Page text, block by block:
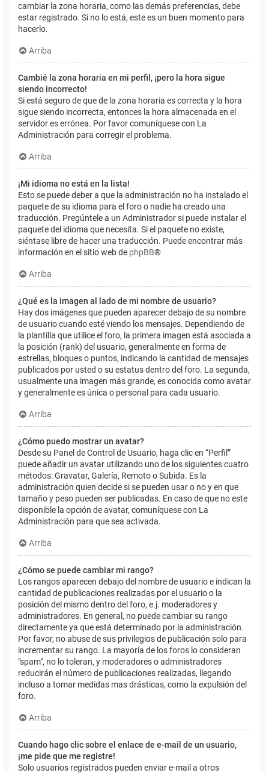
cambiar la zona horaria, como las demás preferencias, debe
estar registrado. Si no lo está, este es un buen momento para
hacerlo.
Arriba
Cambié la zona horaria en mi perfil, ¡pero la hora sigue
siendo incorrecto!
Si está seguro de que de la zona horaria es correcta y la hora
sigue siendo incorrecta, entonces la hora almacenada en el
servidor es errónea. Por favor comuníquese con La
Administración para corregir el problema.
Arriba
¡Mi idioma no está en la lista!
Esto se puede deber a que la administración no ha instalado el
paquete de su idioma para el foro o nadie ha creado una
traducción. Pregúntele a un Administrador si puede instalar el
paquete del idioma que necesita. Si el paquete no existe,
siéntase libre de hacer una traducción. Puede encontrar más
información en el sitio web de phpBB®
Arriba
¿Qué es la imagen al lado de mi nombre de usuario?
Hay dos imágenes que pueden aparecer debajo de su nombre
de usuario cuando esté viendo los mensajes. Dependiendo de
la plantilla que utilice el foro, la primera imagen está asociada a
la posición (rank) del usuario, generalmente en forma de
estrellas, bloques o puntos, indicando la cantidad de mensajes
publicados por usted o su estatus dentro del foro. La segunda,
usualmente una imagen más grande, es conocida como avatar
y generalmente es única o personal para cada usuario.
Arriba
¿Cómo puedo mostrar un avatar?
Desde su Panel de Control de Usuario, haga clic en “Perfil”
puede añadir un avatar utilizando uno de los siguientes cuatro
métodos: Gravatar, Galería, Remoto o Subida. Es la
administración quien decide si se pueden usar o no y en que
tamaño y peso pueden ser publicadas. En caso de que no este
disponible la opción de avatar, comuníquese con La
Administración para que sea activada.
Arriba
¿Cómo se puede cambiar mi rango?
Los rangos aparecen debajo del nombre de usuario e indican la
cantidad de publicaciones realizadas por el usuario o la
posición del mismo dentro del foro, e.j. moderadores y
administradores. En general, no puede cambiar su rango
directamente ya que está determinado por la administración.
Por favor, no abuse de sus privilegios de publicación solo para
incrementar su rango. La mayoría de los foros lo consideran
"spam", no lo toleran, y moderadores o administradores
reducirán el número de publicaciones realizadas, llegando
incluso a tomar medidas mas drásticas, como la expulsión del
foro.
Arriba
Cuando hago clic sobre el enlace de e-mail de un usuario,
¡me pide que me registre!
Solo usuarios registrados pueden enviar e-mail a otros